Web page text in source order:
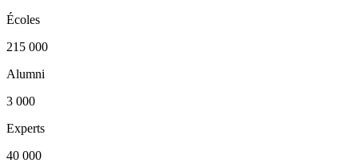
Écoles
215 000
Alumni
3 000
Experts
40 000